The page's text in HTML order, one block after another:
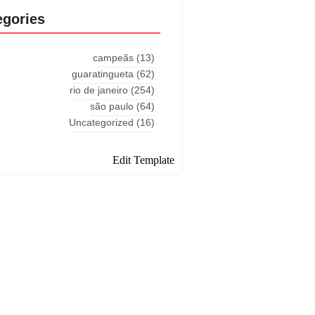
campeãs (13)
guaratingueta (62)
rio de janeiro (254)
são paulo (64)
Uncategorized (16)
Edit Template